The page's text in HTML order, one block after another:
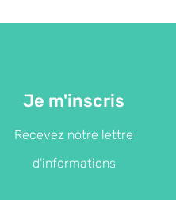
Je m'inscris
Recevez notre lettre
d'informations